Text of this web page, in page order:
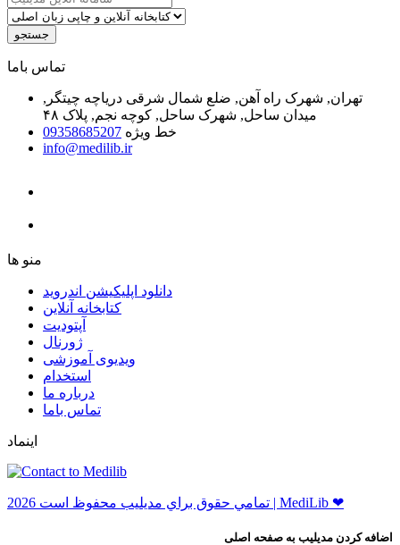
جستجو
ﺗﻤﺎﺱ ﺑﺎﻣﺎ
تهران, شهرک راه آهن, ضلع شمال شرقی دریاچه چیتگر,
میدان ساحل, شهرک ساحل, کوچه نجم, پلاک ۴۸
خط ویژه 09358685207
info@medilib.ir
ﻣﻨﻮ ﻫﺎ
دانلود اپلیکیشن اندروید
ﮐﺘﺎﺑﺨﺎﻧﻪ ﺁﻧﻼﯾﻦ
ﺁﭘﺘﻮﺩﯾﺖ
ﮊﻭﺭﻧﺎﻝ
ویدیوی آموزشی
استخدام
درباره ما
ﺗﻤﺎﺱ ﺑﺎﻣﺎ
اینماد
ﺗﻤﺎﻣﻲ ﺣﻘﻮﻕ ﺑﺮاﻱ ﻣﺪﻳﻠﻴﺐ ﻣﺤﻔﻮﻅ اﺳﺖ 2026 | MediLib ❤
اضافه کردن مدیلیب به صفحه اصلی